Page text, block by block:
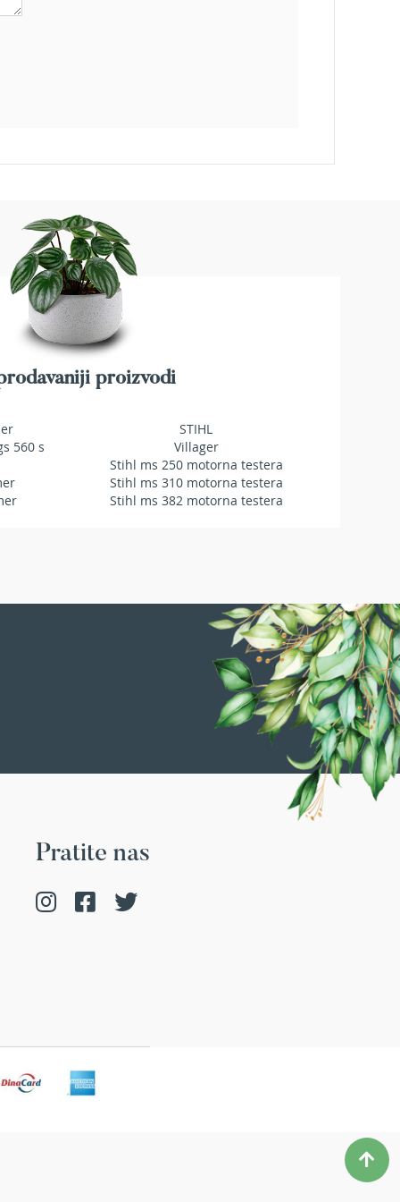
proizvodi
560 s
STIHL
Villager
Stihl ms 250 motorna testera
Stihl ms 310 motorna testera
Stihl ms 382 motorna testera
Pratite nas